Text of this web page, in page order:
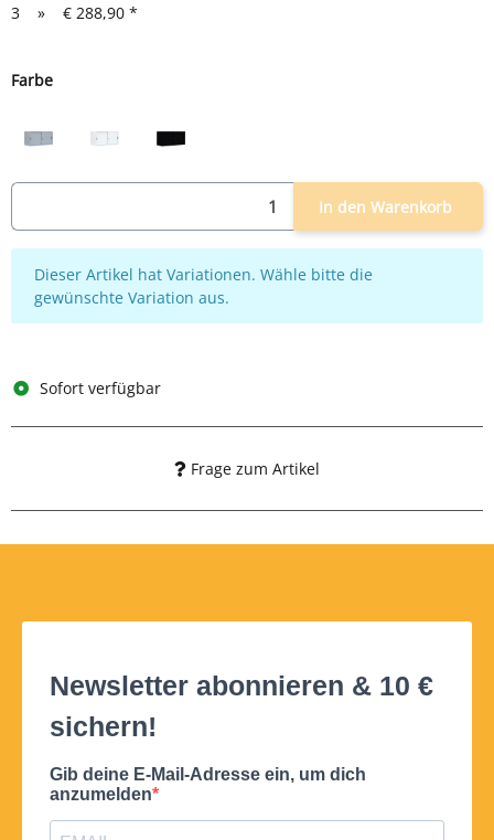
3
» € 288,90 *
Farbe
In den Warenkorb
x
Dieser Artikel hat Variationen. Wähle bitte die
gewünschte Variation aus.
Sofort verfügbar
Frage zum Artikel